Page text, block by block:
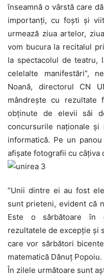
înseamnă o vârstă care
importanți, cu foști și
urmează ziua artelor,
vom bucura la recitalul
la spectacolul de teatru,
celelalte manifestări”,
Noană, directorul CN
mândrește cu rezultate
obținute de elevii săi
concursurile naționale și
informatică. Pe un
afișate fotografii cu
”Unii dintre ei au fost
sunt prieteni, evident că
Este o sărbătoare în
rezultatele de excepție și
care vor sărbători
matematică Dănuț Popoiu.
În zilele următoare sunt